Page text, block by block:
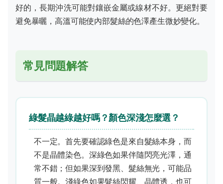
好的，長期沖洗可能對鑲嵌金屬或線材不好。更絕對要
避免暴曬，高溫可能使內部髮絲的色澤產生微妙變化。
常見問題解答
綠髮晶越綠越好嗎？顏色深淺怎麼選？
不一定。首先要確認綠色是來自髮絲本身，而
不是晶體染色。深綠色如果伴隨閃亮光澤，通
常不錯；但如果深到發黑、髮絲無光，可能品
質一般。淺綠色如果髮絲閃耀、晶體透，也可